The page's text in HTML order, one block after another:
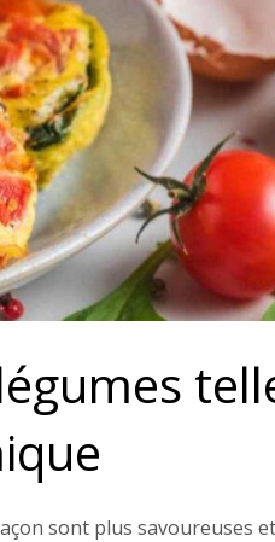
sont plus savoureuses